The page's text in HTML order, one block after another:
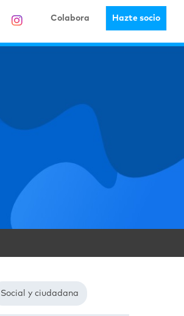
Colabora Hazte socio
Social y ciudadana